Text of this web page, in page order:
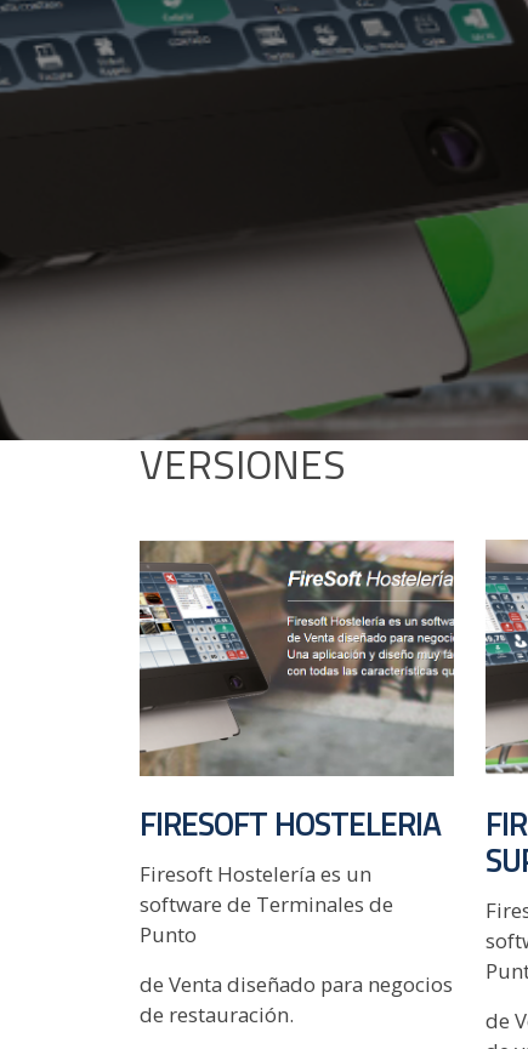
VERSIONES
FIRESOFT HOSTELERIA
Firesoft Hostelería es un
software de Terminales de
Punto
de Venta diseñado para negocios
de restauración.
de